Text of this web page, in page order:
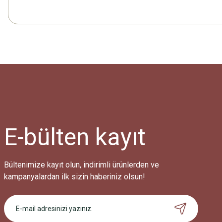
E-bülten kayıt
Bültenimize kayıt olun, indirimli ürünlerden ve
kampanyalardan ilk sizin haberiniz olsun!